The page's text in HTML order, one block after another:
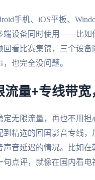
手机、iOS平板、
端设备同时使用——比如
回看比赛集锦，三个设
也完全没问题。
流量+专线带
定无限流量，再也不用
到精选的回国影音专线
声音延迟的情况。比如
点评，就像在国内看电